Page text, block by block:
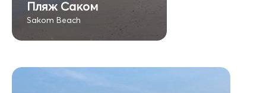
Пляж Саком
Sakom Beach